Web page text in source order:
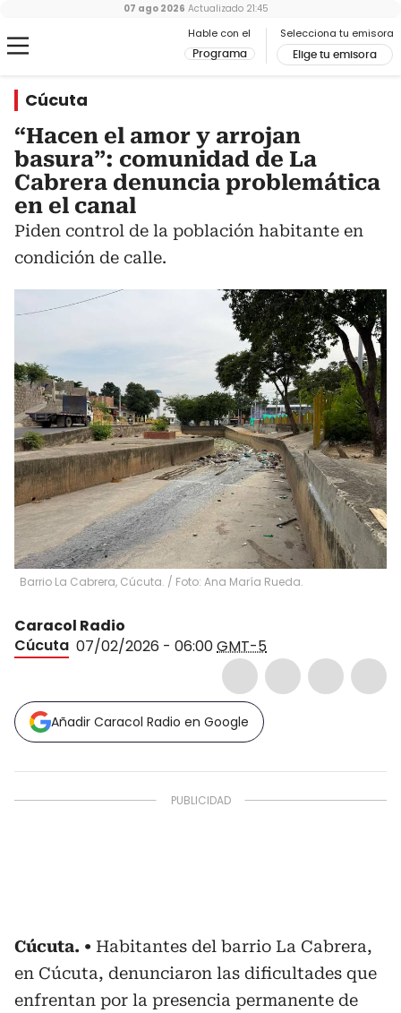
Hable con el
Programa
Selecciona tu emisora
Elige tu emisora
07 ago 2026 Actualizado 21:45
Cúcuta
“Hacen el amor y arrojan
basura”: comunidad de La
Cabrera denuncia problemática
en el canal
Piden control de la población habitante en
condición de calle.
Barrio La Cabrera, Cúcuta. / Foto: Ana María Rueda.
Caracol Radio
Cúcuta 07/02/2026 - 06:00GMT-5
Añadir Caracol Radio en Google
Cúcuta.
Habitantes del barrio La Cabrera,
en Cúcuta, denunciaron las dificultades que
enfrentan por la presencia permanente de